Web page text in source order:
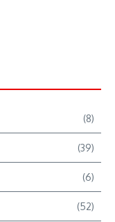
(8)
(39)
(6)
(52)